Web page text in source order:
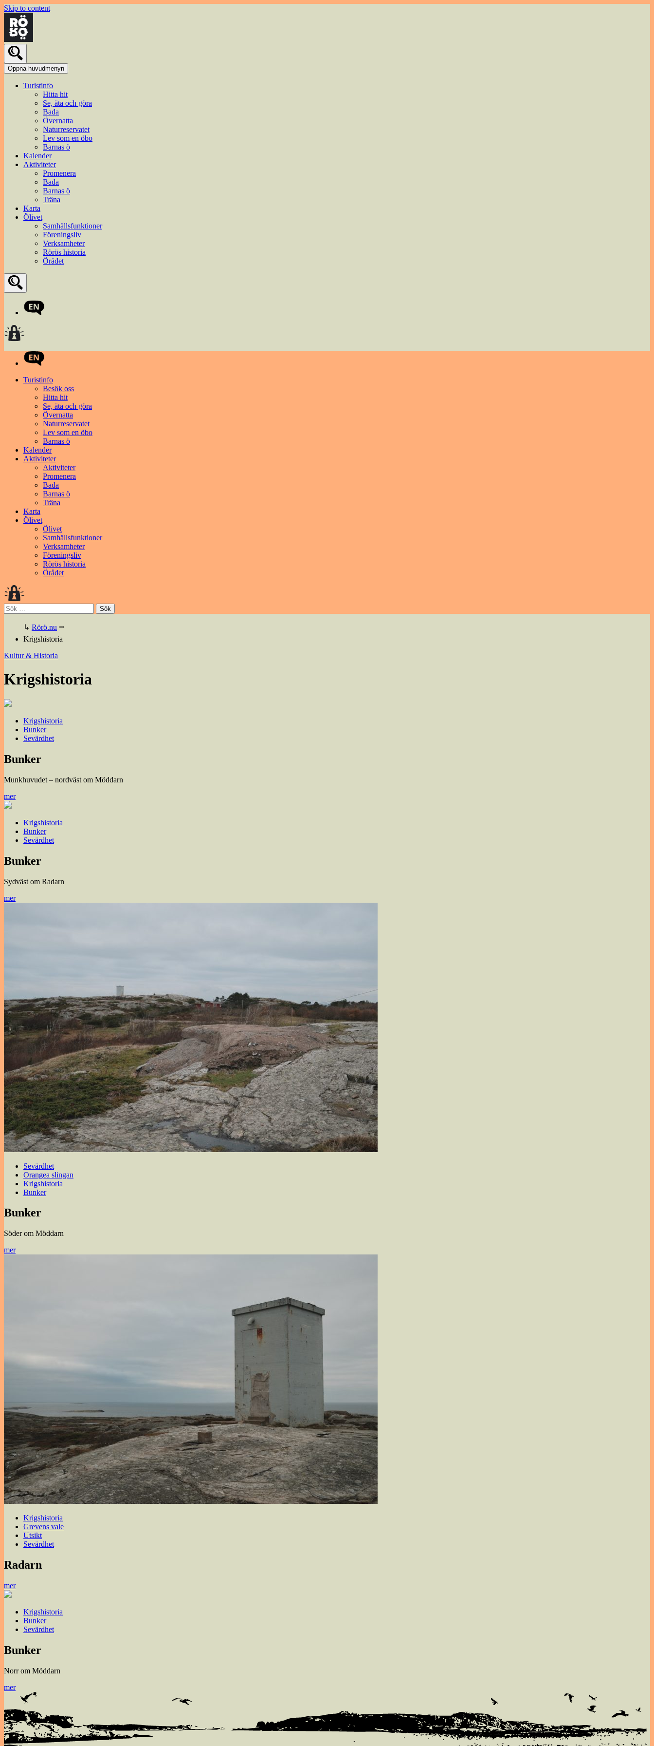
Skip to content
Öppna huvudmenyn
Turistinfo
Hitta hit
Se, äta och göra
Bada
Övernatta
Naturreservatet
Lev som en öbo
Barnas ö
Kalender
Aktiviteter
Promenera
Bada
Barnas ö
Träna
Karta
Ölivet
Samhällsfunktioner
Föreningsliv
Verksamheter
Rörös historia
Örådet
Turistinfo
Besök oss
Hitta hit
Se, äta och göra
Övernatta
Naturreservatet
Lev som en öbo
Barnas ö
Kalender
Aktiviteter
Aktiviteter
Promenera
Bada
Barnas ö
Träna
Karta
Ölivet
Ölivet
Samhällsfunktioner
Verksamheter
Föreningsliv
Rörös historia
Örådet
Sök
efter:
↳ Rörö.nu ⭢
Krigshistoria
Kultur & Historia
Krigshistoria
Krigshistoria
Bunker
Sevärdhet
Bunker
Munkhuvudet – nordväst om Möddarn
mer
Krigshistoria
Bunker
Sevärdhet
Bunker
Sydväst om Radarn
mer
Sevärdhet
Orangea slingan
Krigshistoria
Bunker
Bunker
Söder om Möddarn
mer
Krigshistoria
Grevens vale
Utsikt
Sevärdhet
Radarn
mer
Krigshistoria
Bunker
Sevärdhet
Bunker
Norr om Möddarn
mer